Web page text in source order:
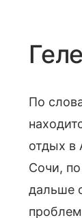
По
отдых в
Сочи,
дальше